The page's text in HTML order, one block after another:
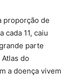
proporção de
cada 11, caiu
parte
do
a doença vivem